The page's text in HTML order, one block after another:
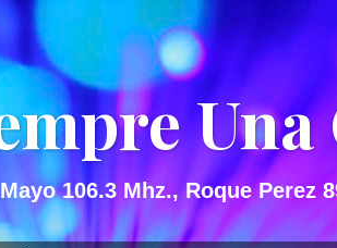
106.3 Mhz., Roque Perez